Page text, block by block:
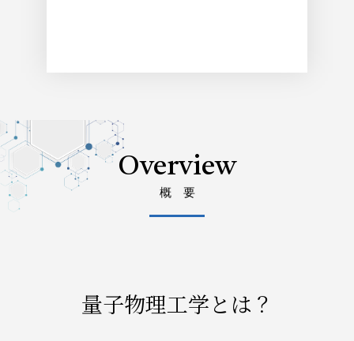
2025/06/10
で、今田雄太さん（M2）が優秀ポ
スター賞を受賞しました
会で、佐野弘貴さん（M2）が口頭
Overview
概 要
量子物理工学とは？